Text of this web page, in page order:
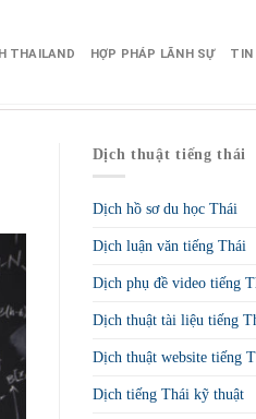
THAILAND HỢP PHÁP LÃNH SỰ TIN
Dịch thuật tiếng thái
Dịch hồ sơ du học Thái
Dịch luận văn tiếng Thái
Dịch phụ đề video tiếng
Dịch thuật tài liệu tiếng
Dịch thuật website tiếng
Dịch tiếng Thái kỹ thuật